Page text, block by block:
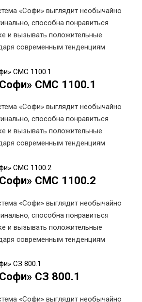
«Софи» выглядит необычайно
способна понравиться
и вызывать положительные
современным тенденциям
СМС 1100.1
«Софи» выглядит необычайно
способна понравиться
и вызывать положительные
современным тенденциям
СМС 1100.2
«Софи» выглядит необычайно
способна понравиться
и вызывать положительные
современным тенденциям
СЗ 800.1
«Софи» выглядит необычайно